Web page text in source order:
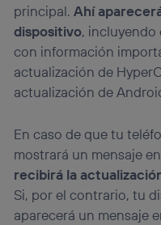
principal.Ahí
dispositivo, incluyendo
con información
actualización de
actualización de
En caso de que tu
mostrará un mensaje
recibirá la
Si, por el contrario, tu
aparecerá un mensaje